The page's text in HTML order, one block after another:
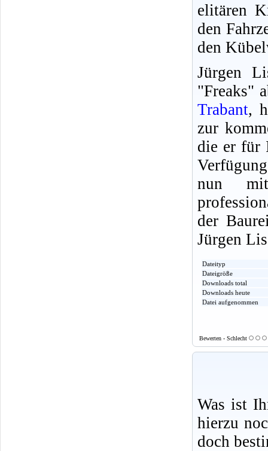
elitären
den
den
Jürgen
"Freaks"
Trabant,
zur
die er für
nun
der
Jürgen
Dateityp
Dateigröße
Downloads total
Downloads heute
Datei aufgenommen
Bewerten - Schlecht
Was ist
hierzu
doch